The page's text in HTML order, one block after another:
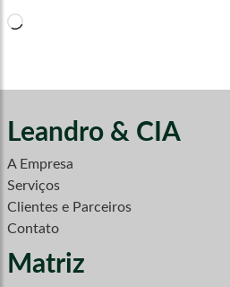
Carregando...
Leandro & CIA
A Empresa
Serviços
Clientes e Parceiros
Contato
Matriz